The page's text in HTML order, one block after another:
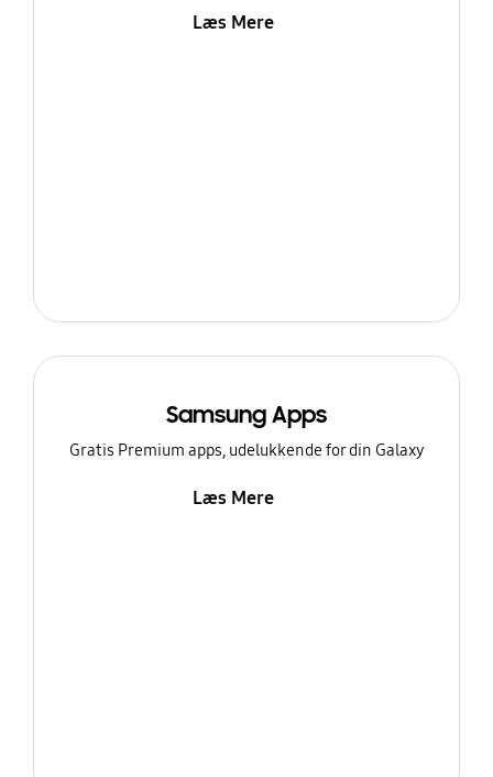
Læs Mere
Samsung Apps
Gratis Premium apps, udelukkende for din Galaxy
Læs Mere